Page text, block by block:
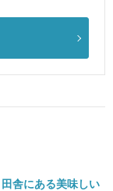
舎にある美味しい